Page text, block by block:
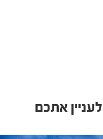
אתכם